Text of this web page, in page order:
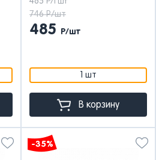
Р/1 шт
746 Р/шт
485 Р/шт
1 шт
В корзину
-35%